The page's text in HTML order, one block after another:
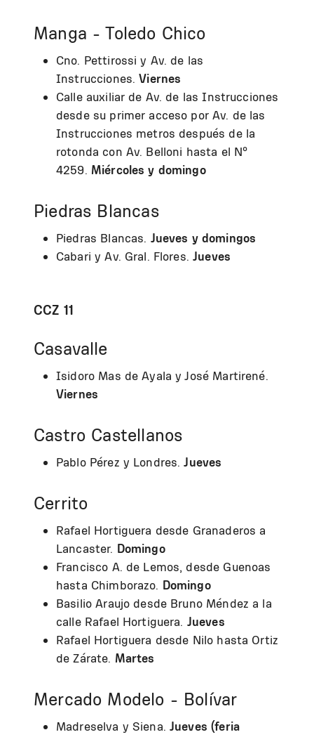
Manga - Toledo Chico
Cno. Pettirossi y Av. de las
Instrucciones.Viernes
Calle auxiliar de Av. de las Instrucciones
desde su primer acceso por Av. de las
Instrucciones metros después de la
rotonda con Av. Belloni hasta el Nº
4259. Miércoles y domingo
Piedras Blancas
Piedras Blancas. Jueves y domingos
Cabari y Av. Gral. Flores.Jueves
CCZ 11
Casavalle
Isidoro Mas de Ayala y José Martirené.
Viernes
Castro Castellanos
Pablo Pérez y Londres.Jueves
Cerrito
Rafael Hortiguera desde Granaderos a
Lancaster. Domingo
Francisco A. de Lemos, desde Guenoas
hasta Chimborazo. Domingo
Basilio Araujo desde Bruno Méndez a la
calle Rafael Hortiguera. Jueves
Rafael Hortiguera desde Nilo hasta Ortiz
de Zárate. Martes
Mercado Modelo - Bolívar
Madreselva y Siena.Jueves (feria